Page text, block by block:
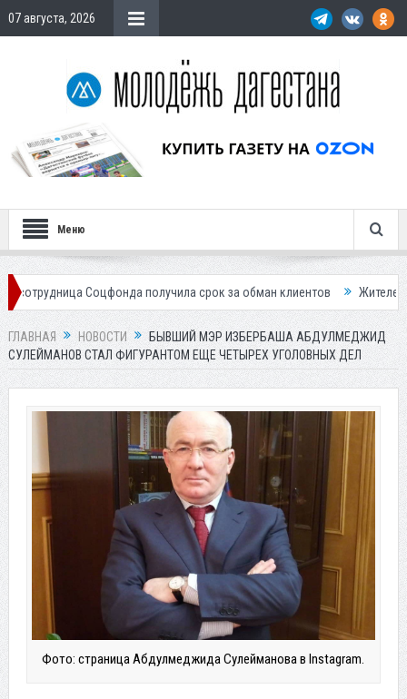
07 августа, 2026
Меню
Соцфонда получила срок за обман клиентов Жителей Дагестана
ГЛАВНАЯ НОВОСТИ
БЫВШИЙ МЭР ИЗБЕРБАША АБДУЛМЕДЖИД
СУЛЕЙМАНОВ СТАЛ ФИГУРАНТОМ ЕЩЕ ЧЕТЫРЕХ УГОЛОВНЫХ ДЕЛ
Фото: страница Абдулмеджида Сулейманова в Instagram.